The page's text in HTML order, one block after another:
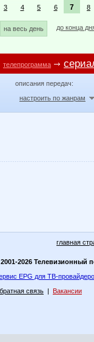
3 4 5 6 7 8
на весь день до конца
телепрограмма
описания передач:
настроить по жанрам
главная
2026 Телевизионный
EPG для ТВ-
связь | Вакансии